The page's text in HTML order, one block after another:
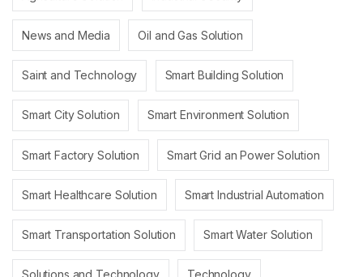
News and Media Oil and Gas Solution
Saint and Technology Smart Building Solution
Smart City Solution Smart Environment Solution
Smart Factory Solution Smart Grid an Power Solution
Smart Healthcare Solution Smart Industrial Automation
Smart Transportation Solution Smart Water Solution